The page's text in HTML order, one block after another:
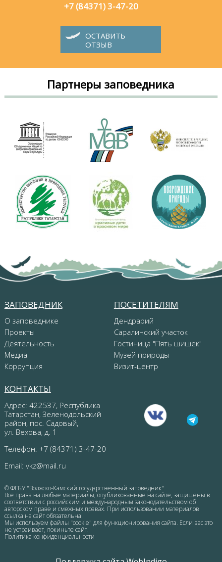
+7 (84371) 3-47-20
ОСТАВИТЬ
ОТЗЫВ
Партнеры заповедника
ЗАПОВЕДНИК
О заповеднике
Проекты
Деятельность
Медиа
Коррупция
ПОСЕТИТЕЛЯМ
Дендрарий
Саралинский участок
Гостиница "Пять шишек"
Музей природы
Визит-центр
КОНТАКТЫ
Адрес: 422537, Республика
Татарстан, Зеленодольский
район, пос. Садовый,
ул. Вехова, д. 1
Телефон: +7 (84371) 3-47-20
Email: vkz@mail.ru
© ФГБУ "Волжско-Камский государственный заповедник"
Все права на любые материалы, опубликованные на сайте, защищены в
соответствии с российским и международным законодательством об
авторском праве и смежных правах. При использовании материалов
ссылка на сайт обязательна.
Мы используем файлы "cookie" для функционирования сайта. Если вас это
не устраивает, покиньте сайт.
Политика конфиденциальности